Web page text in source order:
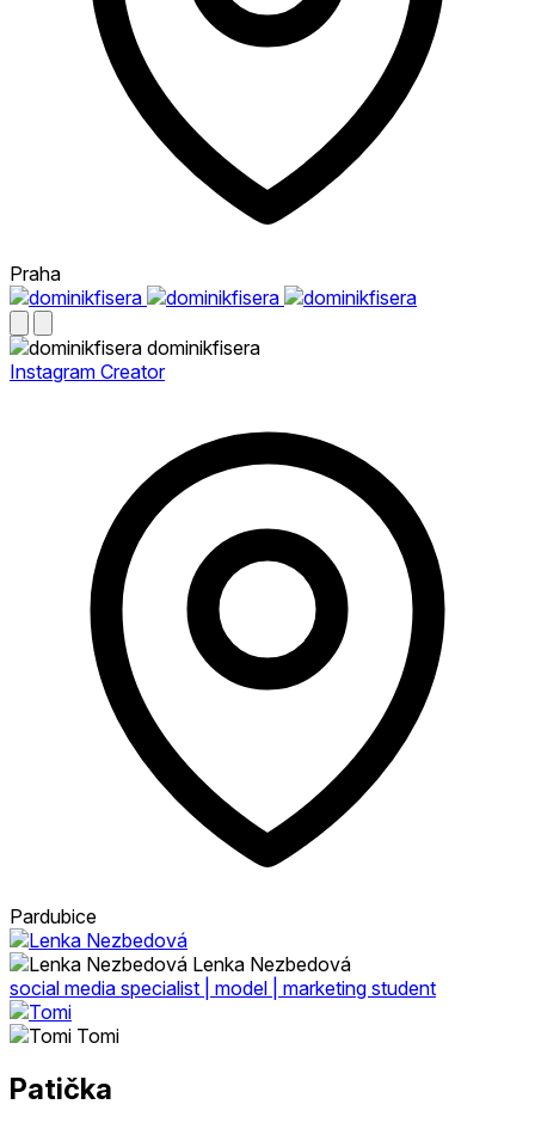
Praha
dominikfisera
Instagram Creator
Pardubice
Lenka Nezbedová
social media specialist | model | marketing student
Tomi
Patička